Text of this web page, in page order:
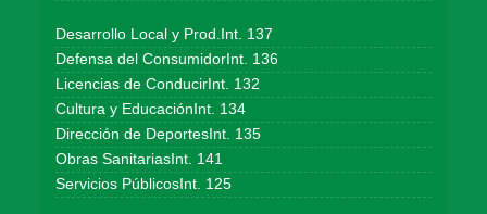
Desarrollo Local y Prod.Int. 137
Defensa del ConsumidorInt. 136
Licencias de ConducirInt. 132
Cultura y EducaciónInt. 134
Dirección de DeportesInt. 135
Obras SanitariasInt. 141
Servicios PúblicosInt. 125